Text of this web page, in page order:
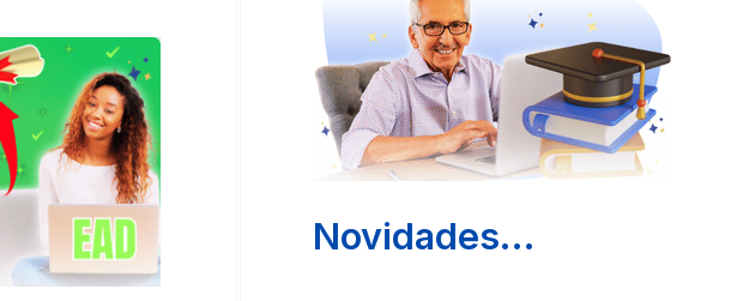
Novidades…